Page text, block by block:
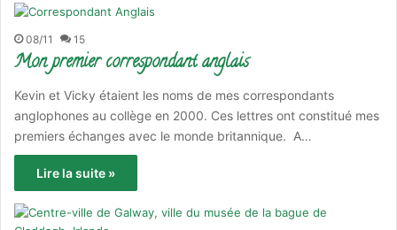
08/11 15
Mon premier correspondant anglais
Kevin et Vicky étaient les noms de mes correspondants
anglophones au collège en 2000. Ces lettres ont constitué mes
premiers échanges avec le monde britannique. A…
Lire la suite »